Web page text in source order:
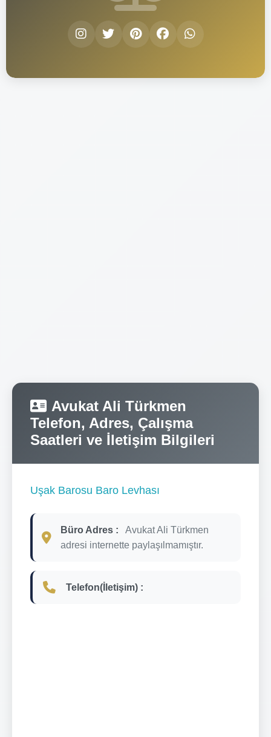
Avukat Ali Türkmen
Telefon, Adres, Çalışma
Saatleri ve İletişim Bilgileri
Uşak Barosu Baro Levhası
Büro Adres :
Avukat Ali Türkmen
adresi internette paylaşılmamıştır.
Telefon(İletişim) :